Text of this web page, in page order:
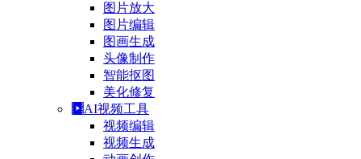
图片放大
图片编辑
图画生成
头像制作
智能抠图
美化修复
AI视频工具
视频编辑
视频生成